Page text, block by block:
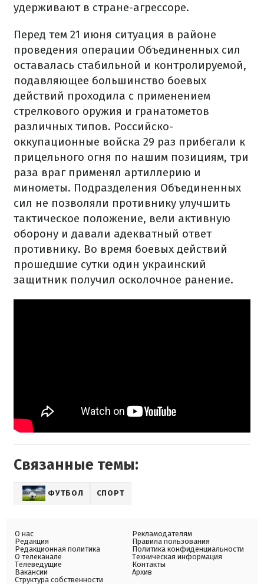
удерживают в стране-агрессоре.
Перед тем 21 июня ситуация в районе
проведения операции Объединенных сил
оставалась стабильной и контролируемой,
подавляющее большинство боевых
действий проходила с применением
стрелкового оружия и гранатометов
различных типов. Российско-
оккупационные войска 29 раз прибегали к
прицельного огня по нашим позициям, три
раза враг применял артиллерию и
минометы. Подразделения Объединенных
сил не позволяли противнику улучшить
тактическое положение, вели активную
оборону и давали адекватный ответ
противнику. Во время боевых действий
прошедшие сутки один украинский
защитник получил осколочное ранение.
Связанные темы:
ФУТБОЛ СПОРТ
О нас
Редакция
Редакционная политика
О телеканале
Телеведущие
Вакансии
Структура собственности
Рекламодателям
Правила пользования
Политика конфиденциальности
Техническая информация
Контакты
Архив